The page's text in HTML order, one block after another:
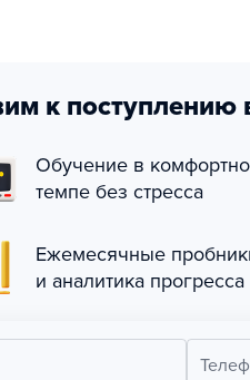
к
Обучение в
темпе без стресса
Ежемесячные
и аналитика прогресса